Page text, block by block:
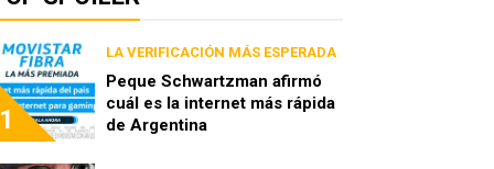
1
LA VERIFICACIÓN MÁS ESPERADA
Peque Schwartzman afirmó
cuál es la internet más rápida
de Argentina